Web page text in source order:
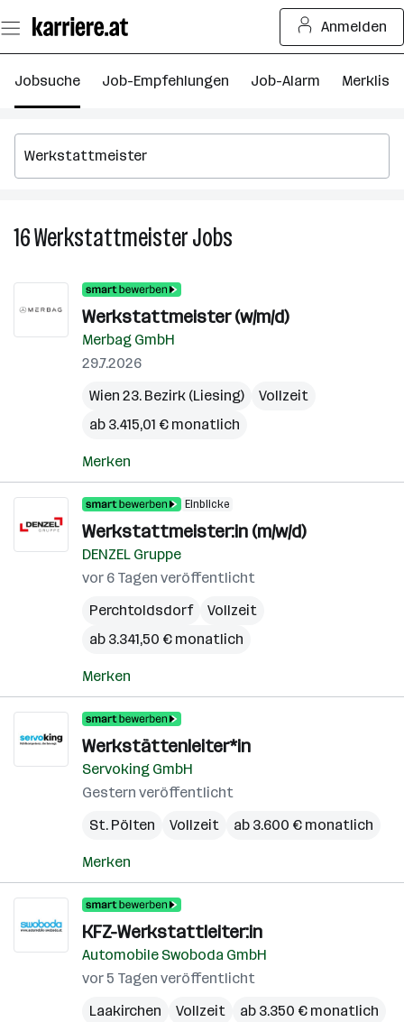
Seiteninhalt
springen
Anmelden
Jobsuche Job-Empfehlungen Job-Alarm Merkliste
16WerkstattmeisterJobs
Werkstattmeister (w/m/d)
Merbag GmbH
29.7.2026
Wien 23. Bezirk (Liesing)
Vollzeit
ab 3.415,01 € monatlich
Merken
Einblicke
Werkstattmeister:in (m/w/d)
DENZEL Gruppe
vor 6 Tagen veröffentlicht
Perchtoldsdorf
Vollzeit
ab 3.341,50 € monatlich
Merken
Werkstättenleiter*in
Servoking GmbH
Gestern veröffentlicht
St. Pölten
Vollzeit ab 3.600 € monatlich
Merken
KFZ-Werkstattleiter:in
Automobile Swoboda GmbH
vor 5 Tagen veröffentlicht
Laakirchen
Vollzeit ab 3.350 € monatlich